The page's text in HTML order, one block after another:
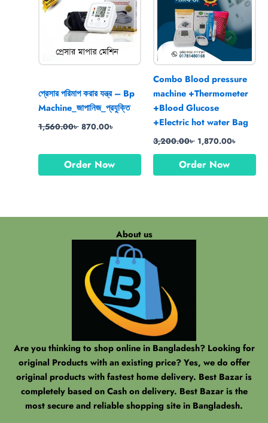
প্রেসার পরিমাপ করার যন্ত্র – Bp
Machine_জাপানিজ_প্রযুক্তি
1,560.00৳ 870.00৳
Order Now
Combo Blood pressure
machine +Thermometer
+Blood Glucose
+Electric hot water Bag
3,200.00৳ 1,870.00৳
Order Now
About us
Are you thinking to shop online in Bangladesh? Looking for
original Products with an existing price? Yes, we do offer
original products with fastest home delivery. Best Bazar is
completely based on Cash on delivery. Best Bazar is the
most secure and reliable shopping site in Bangladesh.